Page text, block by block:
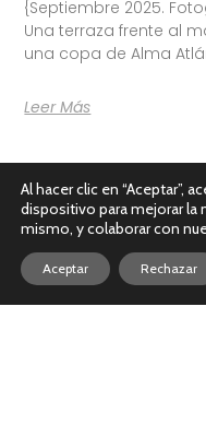
{Septiembre 2025.
Una terraza frente al
una copa de Alma
Leer Más
Al hacer clic en “Aceptar”,
dispositivo para mejorar la
mismo, y colaborar con
Aceptar Rechazar